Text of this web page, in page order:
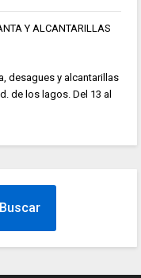
Y ALCANTARILLAS
desagues y alcantarillas
de los lagos. Del 13 al
Buscar